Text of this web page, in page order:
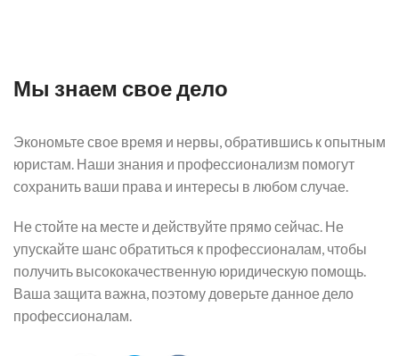
Мы знаем свое дело
Экономьте свое время и нервы, обратившись к опытным
юристам. Наши знания и профессионализм помогут
сохранить ваши права и интересы в любом случае.
Не стойте на месте и действуйте прямо сейчас. Не
упускайте шанс обратиться к профессионалам, чтобы
получить высококачественную юридическую помощь.
Ваша защита важна, поэтому доверьте данное дело
профессионалам.